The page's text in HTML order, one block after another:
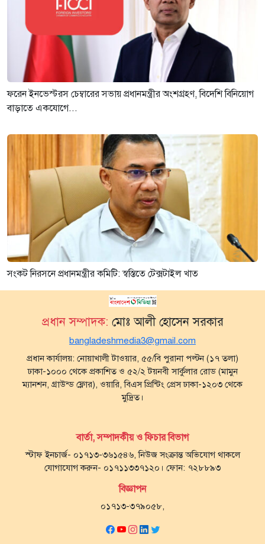
ফরেন ইনভেস্টরস চেম্বারের সভায় প্রধানমন্ত্রীর অংশগ্রহণ, বিদেশি বিনিয়োগ
বাড়াতে একযোগে...
সংকট নিরসনে প্রধানমন্ত্রীর কমিটি: স্বস্তিতে টেক্সটাইল খাত
প্রধান সম্পাদক: মোঃ আলী হোসেন সরকার
bangladeshmedia3@gmail.com
প্রধান কার্যালয়: নোয়াখালী টাওয়ার, ৫৫/বি পুরানা পল্টন (১৭ তলা)
ঢাকা-১০০০ থেকে প্রকাশিত ও ৫২/২ টয়নবী সার্কুলার রোড (মামুন
ম্যানশন, গ্রাউন্ড ফ্লোর), ওয়ারি, বিএস প্রিন্টিং প্রেস ঢাকা-১২০৩ থেকে
মুদ্রিত।
বার্তা, সম্পাদকীয় ও ফিচার বিভাগ
স্টাফ ইনচার্জ- ০১৭১৩-৩৬১৫৪৬, নিউজ সংক্রান্ত অভিযোগ থাকলে
যোগাযোগ করুন- ০১৭১১৩৩৭১২০। ফোন: ৭২৮৮৯৩
বিজ্ঞাপন
০১৭১৩-৩৭৯০৫৮,